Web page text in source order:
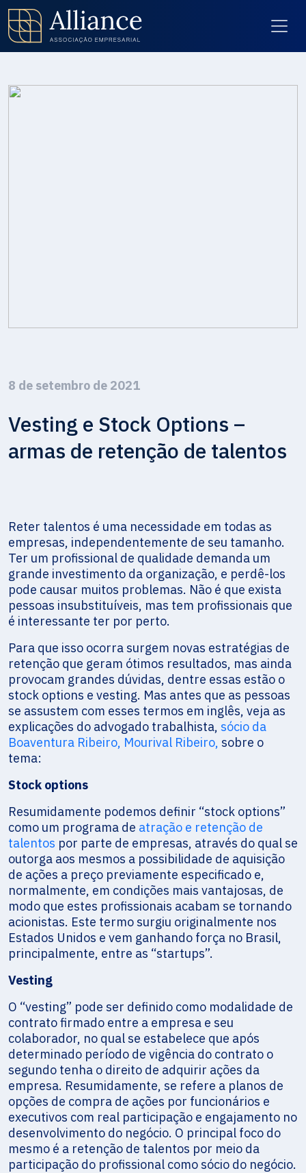
8 de setembro de 2021
Vesting e Stock Options –
armas de retenção de talentos
Reter talentos é uma necessidade em todas as
empresas, independentemente de seu tamanho.
Ter um profissional de qualidade demanda um
grande investimento da organização, e perdê-los
pode causar muitos problemas. Não é que exista
pessoas insubstituíveis, mas tem profissionais que
é interessante ter por perto.
Para que isso ocorra surgem novas estratégias de
retenção que geram ótimos resultados, mas ainda
provocam grandes dúvidas, dentre essas estão o
stock options e vesting. Mas antes que as pessoas
se assustem com esses termos em inglês, veja as
explicações do advogado trabalhista, sócio da
Boaventura Ribeiro, Mourival Ribeiro, sobre o
tema:
Stock options
Resumidamente podemos definir “stock options”
como um programa de atração e retenção de
talentos por parte de empresas, através do qual se
outorga aos mesmos a possibilidade de aquisição
de ações a preço previamente especificado e,
normalmente, em condições mais vantajosas, de
modo que estes profissionais acabam se tornando
acionistas. Este termo surgiu originalmente nos
Estados Unidos e vem ganhando força no Brasil,
principalmente, entre as “startups”.
Vesting
O “vesting” pode ser definido como modalidade de
contrato firmado entre a empresa e seu
colaborador, no qual se estabelece que após
determinado período de vigência do contrato o
segundo tenha o direito de adquirir ações da
empresa. Resumidamente, se refere a planos de
opções de compra de ações por funcionários e
executivos com real participação e engajamento no
desenvolvimento do negócio. O principal foco do
mesmo é a retenção de talentos por meio da
participação do profissional como sócio do negócio.